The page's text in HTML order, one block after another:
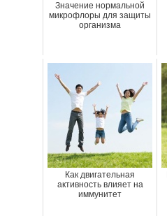
Значение нормальной
микрофлоры для защиты
организма
Как двигательная
активность влияет на
иммунитет